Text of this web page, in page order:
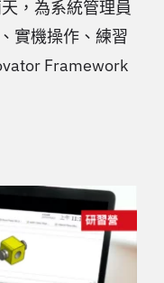
，為系統管理員
實機操作、練習
Framework